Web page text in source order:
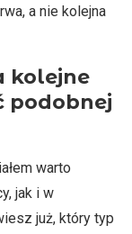
a nie kolejna
kolejne
podobnej
warto
jak i w
już, który typ